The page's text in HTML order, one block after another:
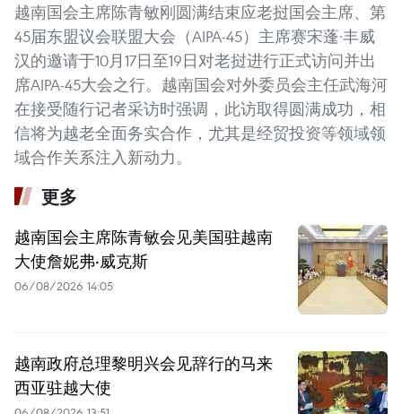
越南国会主席陈青敏刚圆满结束应老挝国会主席、第
45届东盟议会联盟大会（AIPA-45）主席赛宋蓬·丰威
汉的邀请于10月17日至19日对老挝进行正式访问并出
席AIPA-45大会之行。越南国会对外委员会主任武海河
在接受随行记者采访时强调，此访取得圆满成功，相
信将为越老全面务实合作，尤其是经贸投资等领域领
域合作关系注入新动力。
更多
越南国会主席陈青敏会见美国驻越南
大使詹妮弗·威克斯
06/08/2026 14:05
越南政府总理黎明兴会见辞行的马来
西亚驻越大使